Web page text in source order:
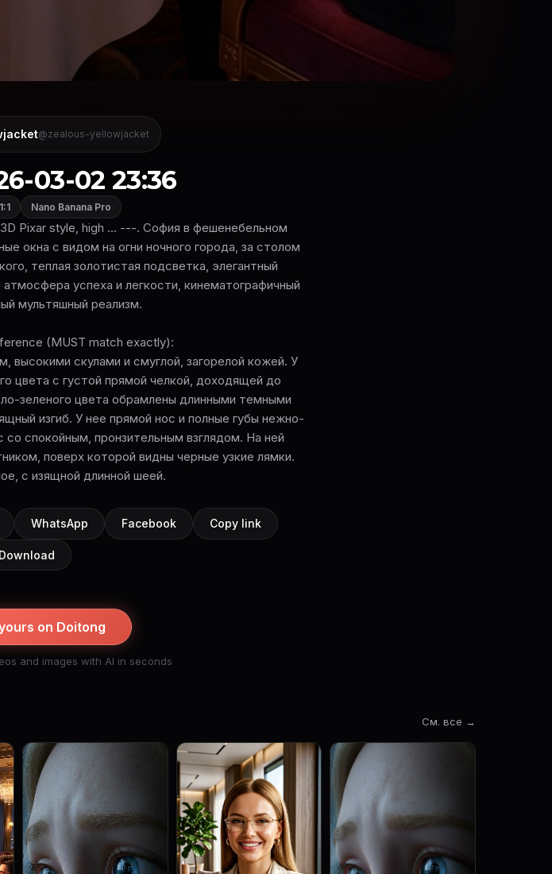
@zealous-yellowjacket
03-02 23:36
1:1 Nano Banana Pro
Pixar style, high ... ---. София в фешенебельном
окна с видом на огни ночного города, за столом
теплая золотистая подсветка, элегантный
успеха и легкости, кинематографичный
мультяшный реализм.
(MUST match exactly):
скулами и смуглой, загорелой кожей. У
цвета с густой прямой челкой, доходящей до
зеленого цвета обрамлены длинными темными
изгиб. У нее прямой нос и полные губы нежно-
спокойным, пронзительным взглядом. На ней
поверх которой видны черные узкие лямки.
с изящной длинной шеей.
WhatsApp Facebook Copy link
Download
on Doitong
and images with AI in seconds
См. все →